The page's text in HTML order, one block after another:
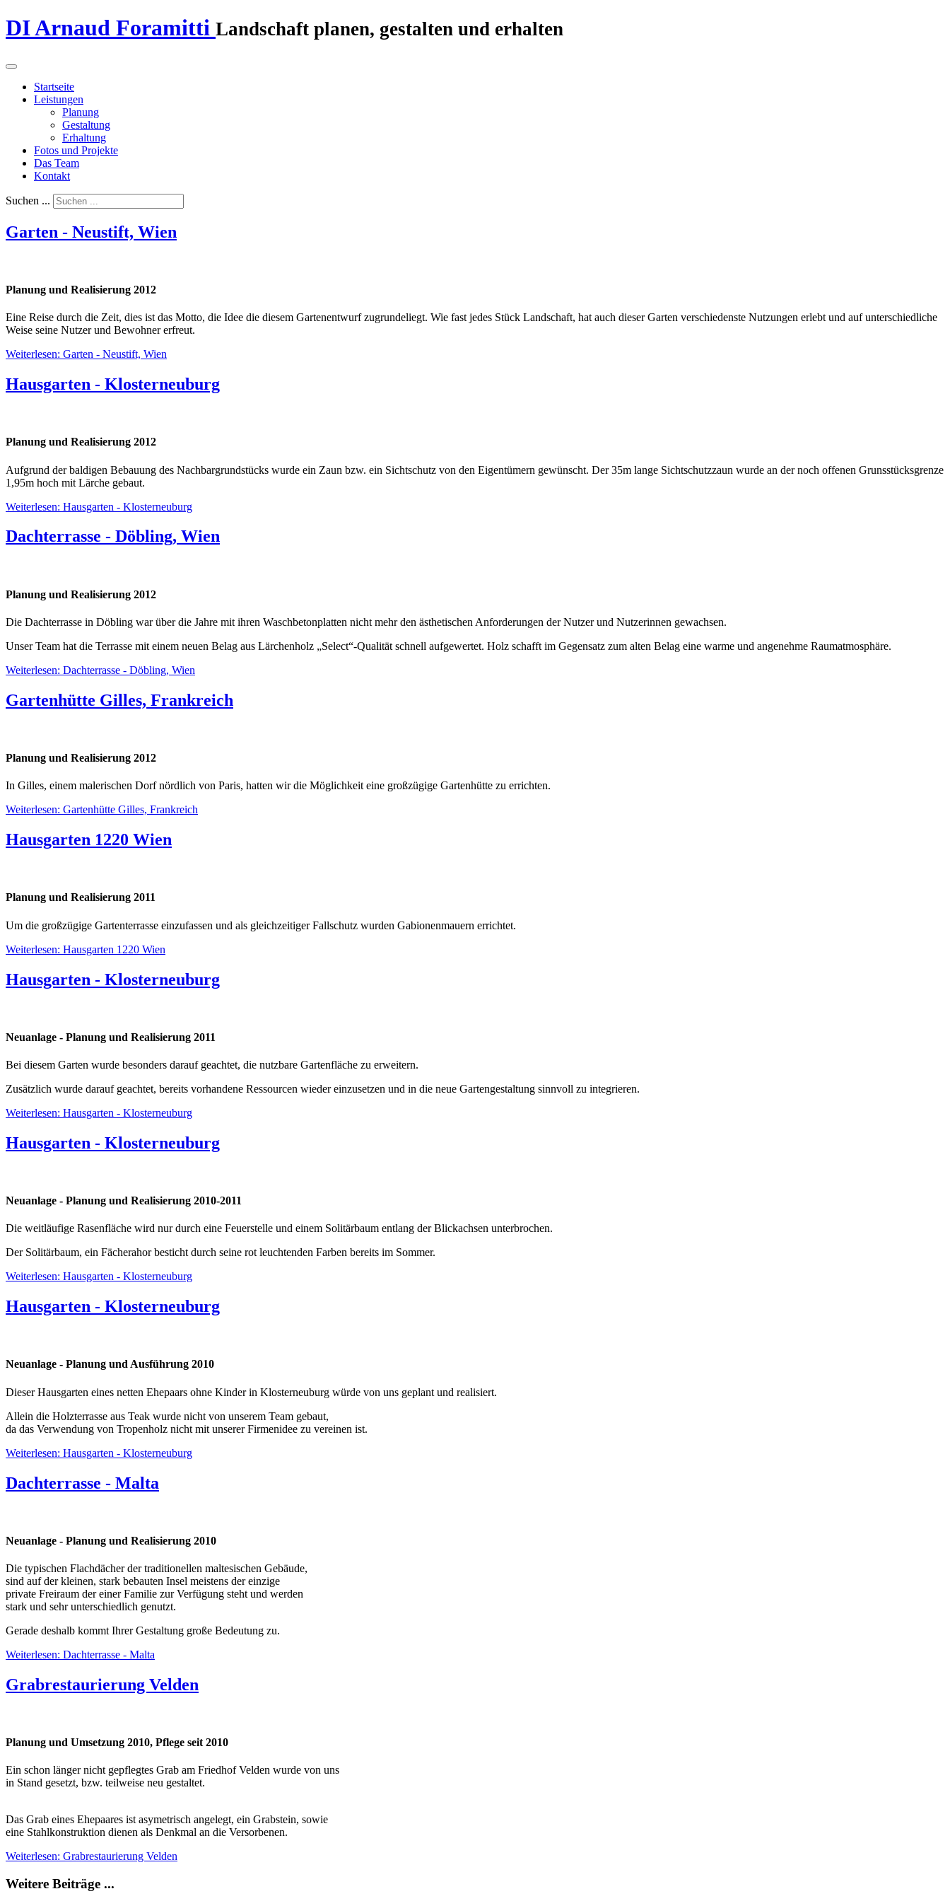
DI Arnaud Foramitti Landschaft planen, gestalten und erhalten
Startseite
Leistungen
Planung
Gestaltung
Erhaltung
Fotos und Projekte
Das Team
Kontakt
Suchen ...
Garten - Neustift, Wien
Planung und Realisierung 2012
Eine Reise durch die Zeit, dies ist das Motto, die Idee die diesem Gartenentwurf zugrundeliegt. Wie fast jedes Stück Landschaft, hat auch dieser Garten verschiedenste Nutzungen erlebt und auf unterschiedliche
Weise seine Nutzer und Bewohner erfreut.
Weiterlesen: Garten - Neustift, Wien
Hausgarten - Klosterneuburg
Planung und Realisierung 2012
Aufgrund der baldigen Bebauung des Nachbargrundstücks wurde ein Zaun bzw. ein Sichtschutz von den Eigentümern gewünscht. Der 35m lange Sichtschutzzaun wurde an der noch offenen Grunsstücksgrenze
1,95m hoch mit Lärche gebaut.
Weiterlesen: Hausgarten - Klosterneuburg
Dachterrasse - Döbling, Wien
Planung und Realisierung 2012
Die Dachterrasse in Döbling war über die Jahre mit ihren Waschbetonplatten nicht mehr den ästhetischen Anforderungen der Nutzer und Nutzerinnen gewachsen.
Unser Team hat die Terrasse mit einem neuen Belag aus Lärchenholz „Select“-Qualität schnell aufgewertet. Holz schafft im Gegensatz zum alten Belag eine warme und angenehme Raumatmosphäre.
Weiterlesen: Dachterrasse - Döbling, Wien
Gartenhütte Gilles, Frankreich
Planung und Realisierung 2012
In Gilles, einem malerischen Dorf nördlich von Paris, hatten wir die Möglichkeit eine großzügige Gartenhütte zu errichten.
Weiterlesen: Gartenhütte Gilles, Frankreich
Hausgarten 1220 Wien
Planung und Realisierung 2011
Um die großzügige Gartenterrasse einzufassen und als gleichzeitiger Fallschutz wurden Gabionenmauern errichtet.
Weiterlesen: Hausgarten 1220 Wien
Hausgarten - Klosterneuburg
Neuanlage - Planung und Realisierung 2011
Bei diesem Garten wurde besonders darauf geachtet, die nutzbare Gartenfläche zu erweitern.
Zusätzlich wurde darauf geachtet, bereits vorhandene Ressourcen wieder einzusetzen und in die neue Gartengestaltung sinnvoll zu integrieren.
Weiterlesen: Hausgarten - Klosterneuburg
Hausgarten - Klosterneuburg
Neuanlage - Planung und Realisierung 2010-2011
Die weitläufige Rasenfläche wird nur durch eine Feuerstelle und einem Solitärbaum entlang der Blickachsen unterbrochen.
Der Solitärbaum, ein Fächerahor besticht durch seine rot leuchtenden Farben bereits im Sommer.
Weiterlesen: Hausgarten - Klosterneuburg
Hausgarten - Klosterneuburg
Neuanlage - Planung und Ausführung 2010
Dieser Hausgarten eines netten Ehepaars ohne Kinder in Klosterneuburg würde von uns geplant und realisiert.
Allein die Holzterrasse aus Teak wurde nicht von unserem Team gebaut,
da das Verwendung von Tropenholz nicht mit unserer Firmenidee zu vereinen ist.
Weiterlesen: Hausgarten - Klosterneuburg
Dachterrasse - Malta
Neuanlage - Planung und Realisierung 2010
Die typischen Flachdächer der traditionellen maltesischen Gebäude,
sind auf der kleinen, stark bebauten Insel meistens der einzige
private Freiraum der einer Familie zur Verfügung steht und werden
stark und sehr unterschiedlich genutzt.
Gerade deshalb kommt Ihrer Gestaltung große Bedeutung zu.
Weiterlesen: Dachterrasse - Malta
Grabrestaurierung Velden
Planung und Umsetzung 2010, Pflege seit 2010
Ein schon länger nicht gepflegtes Grab am Friedhof Velden wurde von uns
in Stand gesetzt, bzw. teilweise neu gestaltet.
Das Grab eines Ehepaares ist asymetrisch angelegt, ein Grabstein, sowie
eine Stahlkonstruktion dienen als Denkmal an die Versorbenen.
Weiterlesen: Grabrestaurierung Velden
Weitere Beiträge ...